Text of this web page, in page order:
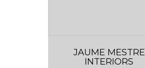
JAUME MESTRE
INTERIORS